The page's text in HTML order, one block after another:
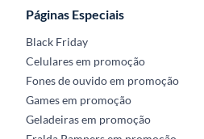
Páginas Especiais
Black Friday
Celulares em promoção
Fones de ouvido em promoção
Games em promoção
Geladeiras em promoção